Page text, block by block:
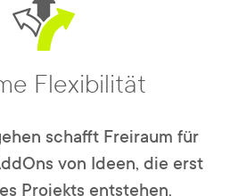
Flexibilität
schafft Freiraum für
von Ideen, die erst
Projekts entstehen.